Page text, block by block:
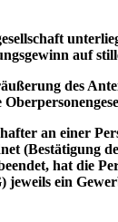
auf
des
an einer
(Bestätigung
hat die
ein